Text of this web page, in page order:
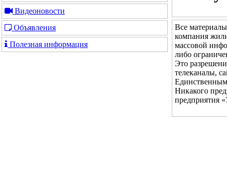
Видеоновости
Объявления
Полезная информация
Все
компания
массовой
либо
Это
телеканалы,
Единственным
Никакого
предприятия